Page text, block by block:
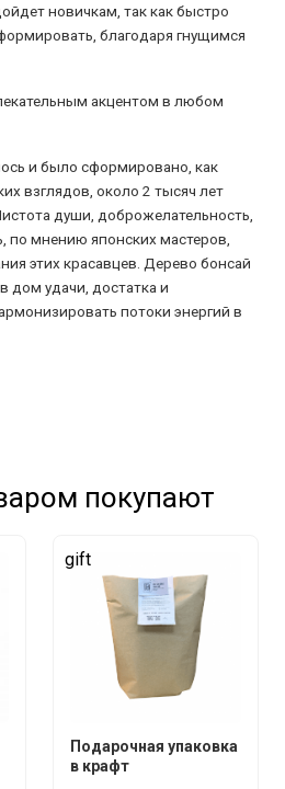
новичкам, так как быстро
благодаря гнущимся
акцентом в любом
и было сформировано, как
взглядов, около 2 тысяч лет
души, доброжелательность,
по мнению японских мастеров,
этих красавцев. Дерево бонсай
дом удачи, достатка и
потоки энергий в
покупают
gift
Подарочная упаковка
в крафт